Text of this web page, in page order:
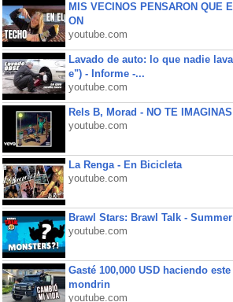
MIS VECINOS PENSARON QUE
ON
youtube.com
Lavado de auto: lo que nadie
e") - Informe -...
youtube.com
Rels B, Morad - NO TE IMAGINAS
youtube.com
La Renga - En Bicicleta
youtube.com
Brawl Stars: Brawl Talk -
youtube.com
Gasté 100,000 USD haciendo
mondrin
youtube.com